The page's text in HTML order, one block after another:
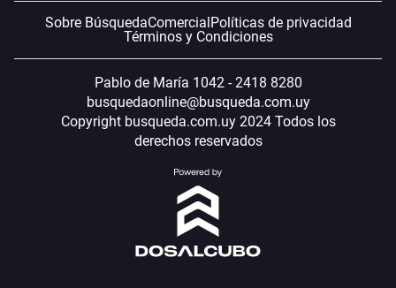
Sobre BúsquedaComercialPolíticas de privacidad
Términos y Condiciones
Pablo de María 1042 - 2418 8280
busquedaonline@busqueda.com.uy
Copyright busqueda.com.uy 2024 Todos los
derechos reservados